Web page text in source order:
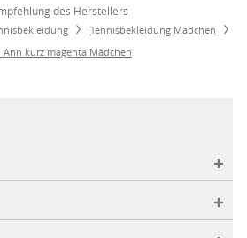
des Herstellers
Tennisbekleidung Mädchen
kurz magenta Mädchen